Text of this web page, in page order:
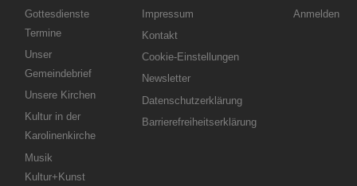
Hauptnavigation
Gottesdienste
Termine
Unser
Gemeindebrief
Unsere Kirchen
Kultur in der
Karolinenkirche
Musik
Kultur+Kunst
Fußbereichsmenü
Impressum
Kontakt
Cookie-Einstellungen
Newsletter
Datenschutzerklärung
Barrierefreiheitserklärung
Anmelden